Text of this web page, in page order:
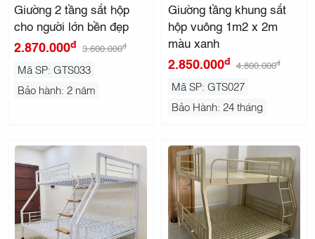
Giường 2 tầng sắt hộp
cho người lớn bền đẹp
2.870.000đ 3.600.000đ
Mã SP: GTS033
Bảo hành: 2 năm
Giường tầng khung sắt
hộp vuông 1m2 x 2m
màu xanh
2.850.000đ 4.800.000đ
Mã SP: GTS027
Bảo Hành: 24 tháng